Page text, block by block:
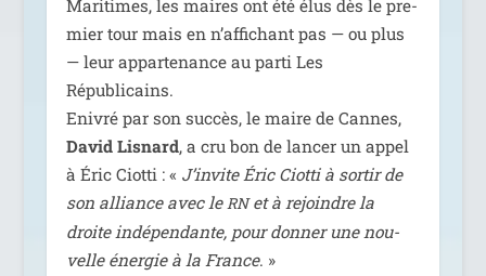
Maritimes, les maires ont été élus dès le pre­
mier tour mais en n’af­fi­chant pas — ou plus
— leur appar­te­nance au par­ti Les
Républicains.
Enivré par son suc­cès, le maire de Cannes,
David Lisnard, a cru bon de lan­cer un appel
à Éric Ciotti : « J’invite Éric Ciotti à sor­tir de
son alliance avec leRNet à rejoindre la
droite indé­pen­dante, pour don­ner une nou­
velle éner­gie à la France. »